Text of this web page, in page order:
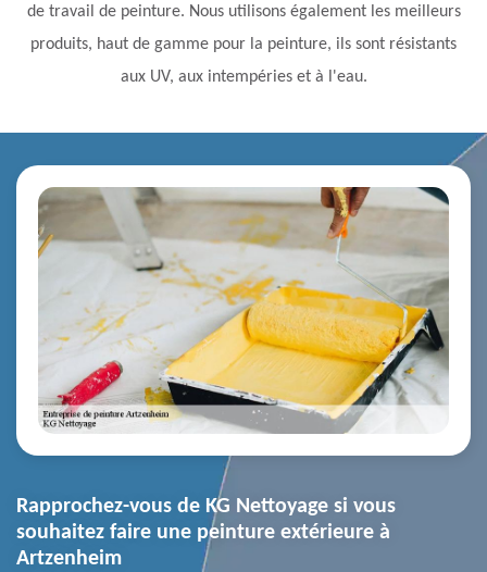
de travail de peinture. Nous utilisons également les meilleurs
produits, haut de gamme pour la peinture, ils sont résistants
aux UV, aux intempéries et à l'eau.
Rapprochez-vous de KG Nettoyage si vous
souhaitez faire une peinture extérieure à
Artzenheim